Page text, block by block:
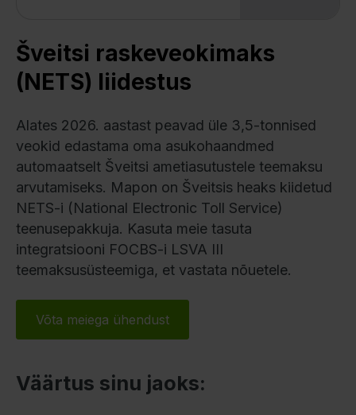
Šveitsi raskeveokimaks
(NETS) liidestus
Alates 2026. aastast peavad üle 3,5-tonnised
veokid edastama oma asukohaandmed
automaatselt Šveitsi ametiasutustele teemaksu
arvutamiseks. Mapon on Šveitsis heaks kiidetud
NETS-i (National Electronic Toll Service)
teenusepakkuja. Kasuta meie tasuta
integratsiooni FOCBS-i LSVA III
teemaksusüsteemiga, et vastata nõuetele.
Võta meiega ühendust
Väärtus sinu jaoks: